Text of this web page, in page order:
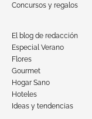
Concursos y regalos
El blog de redacción
Especial Verano
Flores
Gourmet
Hogar Sano
Hoteles
Ideas y tendencias